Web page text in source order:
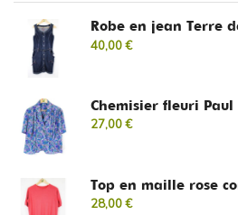
Robe en jean Terre
40,00€
Chemisier fleuri Paul
27,00€
Top en maille rose
28,00€